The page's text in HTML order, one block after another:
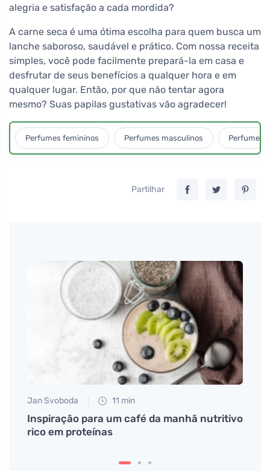
alegria e satisfação a cada mordida?
A carne seca é uma ótima escolha para quem busca um
lanche saboroso, saudável e prático. Com nossa receita
simples, você pode facilmente prepará-la em casa e
desfrutar de seus benefícios a qualquer hora e em
qualquer lugar. Então, por que não tentar agora
mesmo? Suas papilas gustativas vão agradecer!
Perfumes femininos Perfumes masculinos Perfumes
Partilhar
Jan Svoboda 11 min
Inspiração para um café da manhã nutritivo
rico em proteínas